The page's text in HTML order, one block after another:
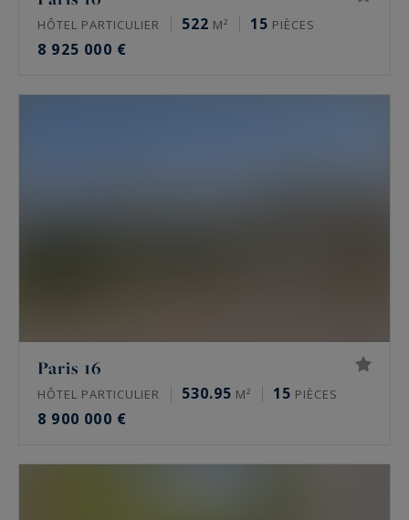
HÔTEL PARTICULIER 522 M² 15 PIÈCES
8 925 000 €
Paris 16
HÔTEL PARTICULIER 530.95 M² 15 PIÈCES
8 900 000 €